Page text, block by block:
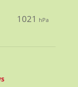
1021 hPa